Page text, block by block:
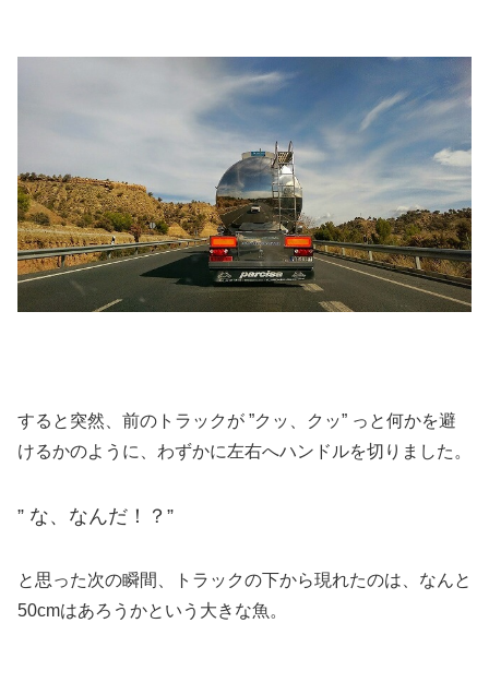
すると突然、前のトラックが ”クッ、クッ” っと何かを避
けるかのように、わずかに左右へハンドルを切りました。
” な、なんだ！？”
と思った次の瞬間、トラックの下から現れたのは、なんと
50cmはあろうかという大きな魚。